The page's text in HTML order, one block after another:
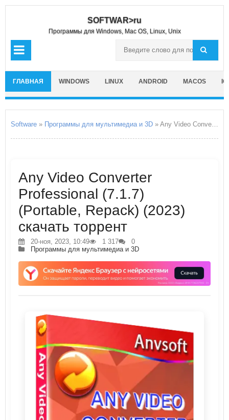
SOFTWAR>ru
Программы для Windows, Mac OS, Linux, Unix
ГЛАВНАЯ WINDOWS LINUX ANDROID MACOS
Software » Программы для мультимедиа и 3D » Any Video Converter Professional
Any Video Converter
Professional (7.1.7)
(Portable, Repack) (2023)
скачать торрент
20-ноя, 2023, 10:49 1 317
0
Программы для мультимедиа и 3D